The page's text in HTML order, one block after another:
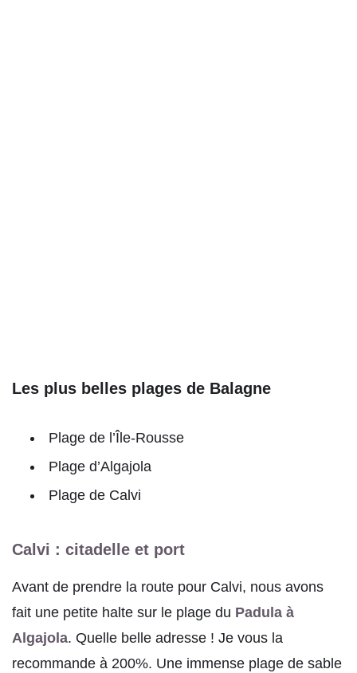
Les plus belles plages de Balagne
Plage de l’Île-Rousse
Plage d’Algajola
Plage de Calvi
Calvi : citadelle et port
Avant de prendre la route pour Calvi, nous avons
fait une petite halte sur le plage du Padula à
Algajola. Quelle belle adresse ! Je vous la
recommande à 200%. Une immense plage de sable